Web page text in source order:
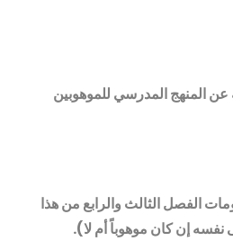
عن المنهج المدرسي للموهوبين
الفصل الثالث والرابع من هذا
نفسه إن كان موهوباً أم لا).